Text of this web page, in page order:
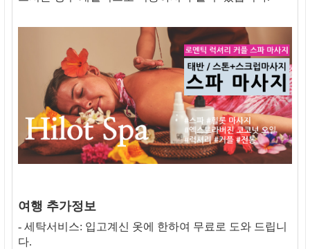
여행 추가정보
- 세탁서비스: 입고계신 옷에 한하여 무료로 도와 드립니
다.